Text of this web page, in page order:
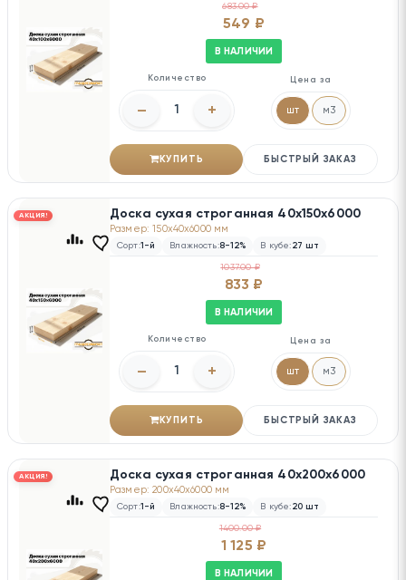
683.00 ₽
549 ₽
В НАЛИЧИИ
Количество
– +
Цена за
шт м3
КУПИТЬ БЫСТРЫЙ ЗАКАЗ
АКЦИЯ! Доска сухая строганная 40х150х6000
Размер: 150x40x6000 мм
Сорт:1-й Влажность:8-12% В кубе: 27 шт
1037.00 ₽
833 ₽
В НАЛИЧИИ
Количество
– +
Цена за
шт м3
КУПИТЬ БЫСТРЫЙ ЗАКАЗ
АКЦИЯ! Доска сухая строганная 40х200х6000
Размер: 200x40x6000 мм
Сорт:1-й Влажность:8-12% В кубе: 20 шт
1400.00 ₽
1 125 ₽
В НАЛИЧИИ